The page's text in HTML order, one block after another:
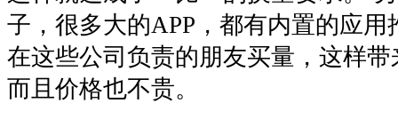
子，很多大的APP，都有内置的应
在这些公司负责的朋友买量，这样
而且价格也不贵。